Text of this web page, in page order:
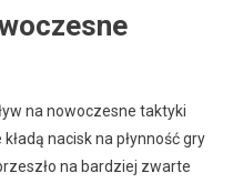
na nowoczesne taktyki
nacisk na płynność gry
na bardziej zwarte